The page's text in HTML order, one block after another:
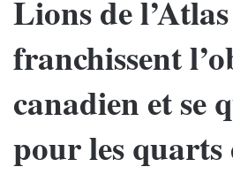
Lions de l’Atlas
franchissent
canadien et se
pour les quarts